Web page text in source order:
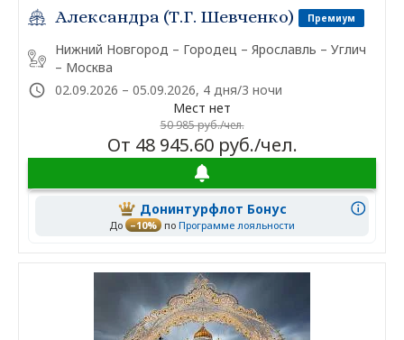
Александра (Т.Г. Шевченко) Премиум
Нижний Новгород – Городец – Ярославль – Углич
– Москва
02.09.2026 – 05.09.2026, 4 дня/3 ночи
Мест нет
50 985 руб./чел.
От 48 945.60 руб./чел.
Донинтурфлот Бонус
До –10% по Программе лояльности